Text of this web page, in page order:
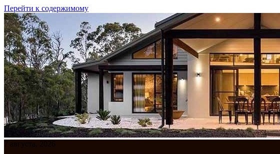
Перейти к содержимому
7 августа, 2026